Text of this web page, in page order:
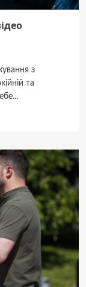
з
та